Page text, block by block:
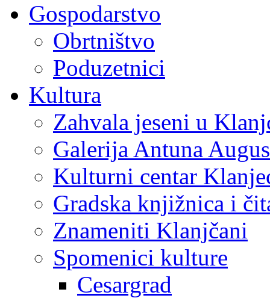
Gospodarstvo
Obrtništvo
Poduzetnici
Kultura
Zahvala jeseni u
Galerija Antuna
Kulturni centar
Gradska knjižnica i
Znameniti Klanjčani
Spomenici kulture
Cesargrad